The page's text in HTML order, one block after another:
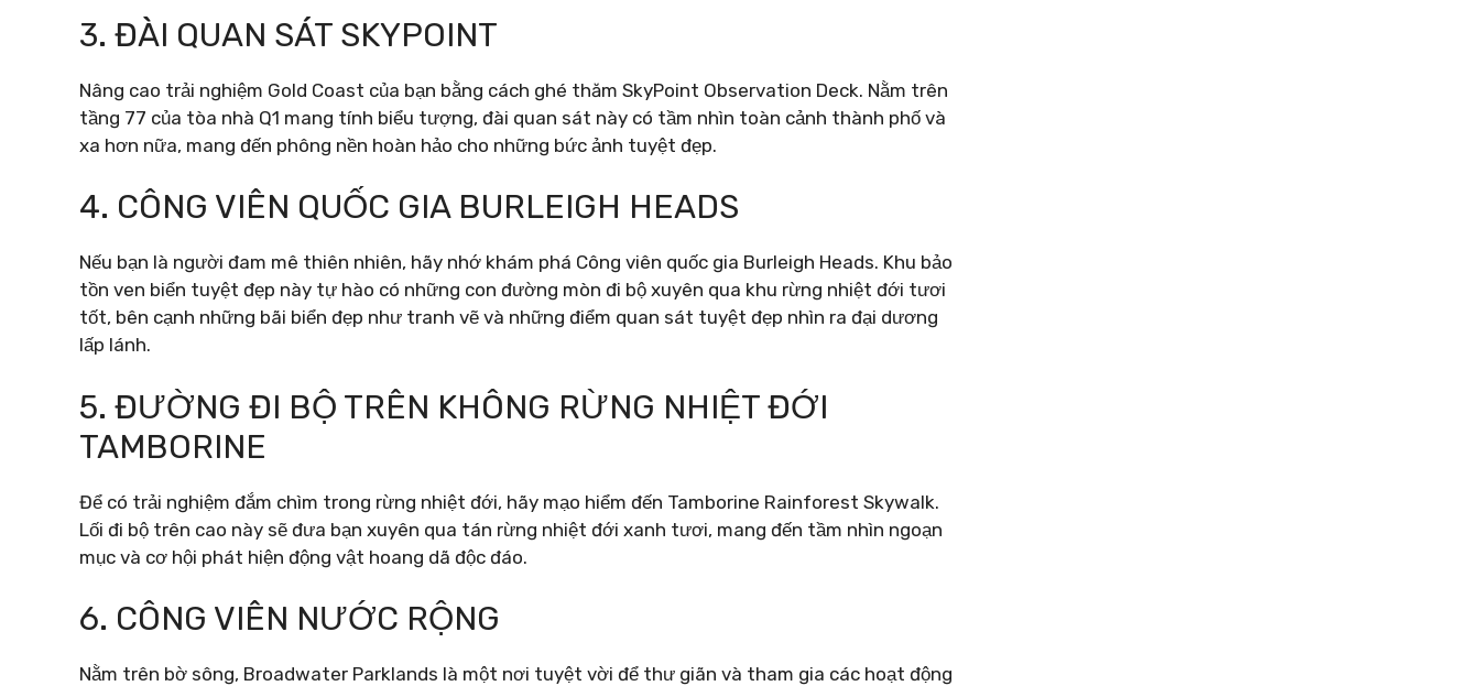
3. ĐÀI QUAN SÁT SKYPOINT
Nâng cao trải nghiệm Gold Coast của bạn bằng cách ghé thăm SkyPoint Observation Deck. Nằm trên
tầng 77 của tòa nhà Q1 mang tính biểu tượng, đài quan sát này có tầm nhìn toàn cảnh thành phố và
xa hơn nữa, mang đến phông nền hoàn hảo cho những bức ảnh tuyệt đẹp.
4. CÔNG VIÊN QUỐC GIA BURLEIGH HEADS
Nếu bạn là người đam mê thiên nhiên, hãy nhớ khám phá Công viên quốc gia Burleigh Heads. Khu bảo
tồn ven biển tuyệt đẹp này tự hào có những con đường mòn đi bộ xuyên qua khu rừng nhiệt đới tươi
tốt, bên cạnh những bãi biển đẹp như tranh vẽ và những điểm quan sát tuyệt đẹp nhìn ra đại dương
lấp lánh.
5. ĐƯỜNG ĐI BỘ TRÊN KHÔNG RỪNG NHIỆT ĐỚI
TAMBORINE
Để có trải nghiệm đắm chìm trong rừng nhiệt đới, hãy mạo hiểm đến Tamborine Rainforest Skywalk.
Lối đi bộ trên cao này sẽ đưa bạn xuyên qua tán rừng nhiệt đới xanh tươi, mang đến tầm nhìn ngoạn
mục và cơ hội phát hiện động vật hoang dã độc đáo.
6. CÔNG VIÊN NƯỚC RỘNG
Nằm trên bờ sông, Broadwater Parklands là một nơi tuyệt vời để thư giãn và tham gia các hoạt động